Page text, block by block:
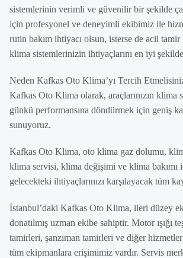
sistemlerinin verimli ve güvenilir bir şekilde
için profesyonel ve deneyimli ekibimiz ile
rutin bakım ihtiyacı olsun, isterse de acil
klima sistemlerinizin ihtiyaçlarını en iyi
Neden Kafkas Oto Klima’yı Tercih
Kafkas Oto Klima olarak, araçlarınızın klima
günkü performansına döndürmek için geniş
sunuyoruz.
Kafkas Oto Klima, oto klima gaz dolumu,
klima servisi, klima değişimi ve klima bakımı
gelecekteki ihtiyaçlarınızı karşılayacak tüm
İstanbul’daki Kafkas Oto Klima, ileri düzey
donatılmış uzman ekibe sahiptir. Motor ışığı
tamirleri, şanzıman tamirleri ve diğer
tüm ekipmanlara erişimimiz vardır. Servis